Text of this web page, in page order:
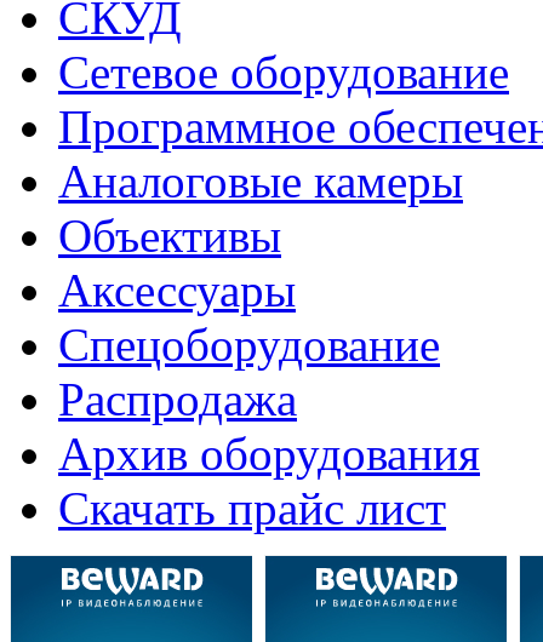
СКУД
Сетевое оборудование
Программное
Аналоговые камеры
Объективы
Аксессуары
Спецоборудование
Распродажа
Архив оборудования
Скачать прайс лист